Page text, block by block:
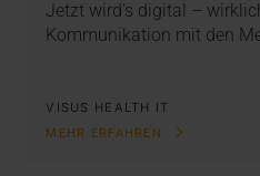
Jetzt wird’s digital –
Kommunikation mit den
VISUS HEALTH IT
MEHR ERFAHREN